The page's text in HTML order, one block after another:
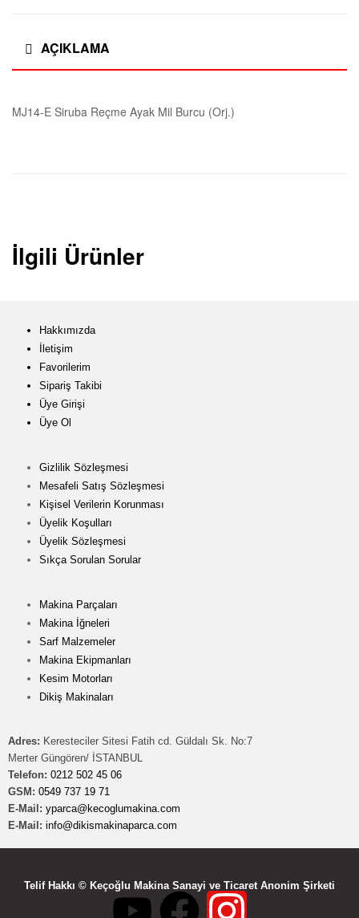
AÇIKLAMA
MJ14-E Siruba Reçme Ayak Mil Burcu (Orj.)
İlgili Ürünler
Hakkımızda
İletişim
Favorilerim
Sipariş Takibi
Üye Girişi
Üye Ol
Gizlilik Sözleşmesi
Mesafeli Satış Sözleşmesi
Kişisel Verilerin Korunması
Üyelik Koşulları
Üyelik Sözleşmesi
Sıkça Sorulan Sorular
Makina Parçaları
Makina İğneleri
Sarf Malzemeler
Makina Ekipmanları
Kesim Motorları
Dikiş Makinaları
Adres: Keresteciler Sitesi Fatih cd. Güldalı Sk. No:7
Merter Güngören/ İSTANBUL
Telefon: 0212 502 45 06
GSM: 0549 737 19 71
E-Mail: yparca@kecoglumakina.com
E-Mail: info@dikismakinaparca.com
Telif Hakkı © Keçoğlu Makina Sanayi ve Ticaret Anonim Şirketi